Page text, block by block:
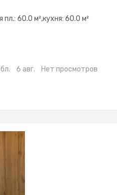
60.0 м²,кухня: 60.0 м²
6 авг. Нет просмотров